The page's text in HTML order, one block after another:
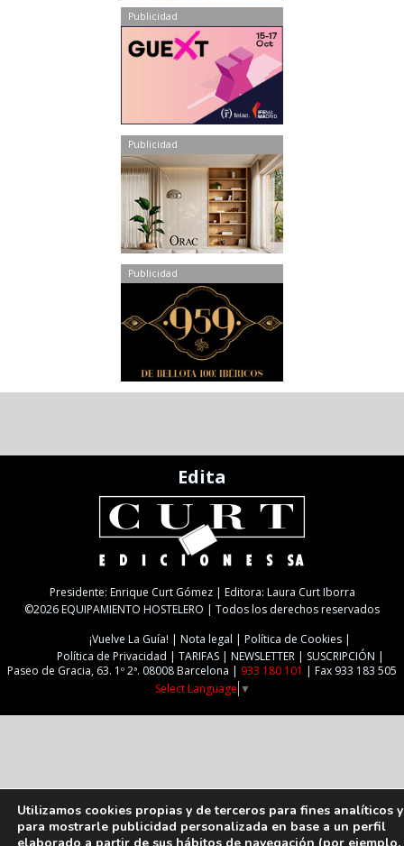
Publicidad
Publicidad
Publicidad
Edita
Presidente: Enrique Curt Gómez | Editora: Laura Curt Iborra
©2026 EQUIPAMIENTO HOSTELERO | Todos los derechos reservados
¡Vuelve La Guía!
Nota legal
Política de Cookies
Política de Privacidad
TARIFAS NEWSLETTER
SUSCRIPCIÓN
Paseo de Gracia, 63. 1º 2ª. 08008 Barcelona | 933 180 101 | Fax 933 183 505
Select Language ▼
Utilizamos cookies propias y de terceros para fines analíticos y
para mostrarle publicidad personalizada en base a un perfil